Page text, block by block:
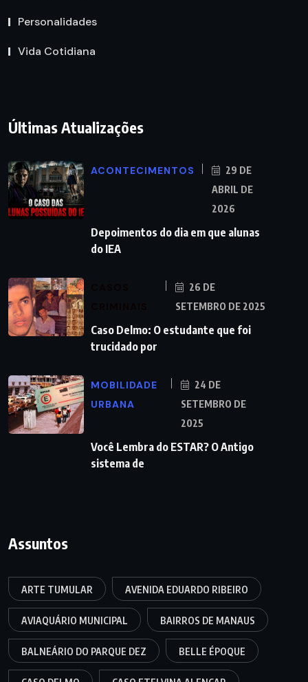
Personalidades
Vida Cotidiana
Últimas Atualizações
ACONTECIMENTOS
29 DE
ABRIL DE
2026
Depoimentos do dia em que alunas
do IEA
26 DE
SETEMBRO DE 2025
Caso Delmo: O estudante que foi
trucidado por
MOBILIDADE
URBANA
24 DE
SETEMBRO DE
2025
Você Lembra do ESTAR? O Antigo
sistema de
Assuntos
ARTE TUMULAR AVENIDA EDUARDO RIBEIRO
AVIAQUÁRIO MUNICIPAL BAIRROS DE MANAUS
BALNEÁRIO DO PARQUE DEZ BELLE ÉPOQUE